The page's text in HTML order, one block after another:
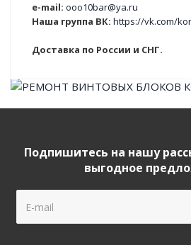
e-mail: ooo10bar@ya.ru
Наша группа ВК: https://vk.com/
Доставка по России и СНГ.
Подпишитесь на нашу
выгодное